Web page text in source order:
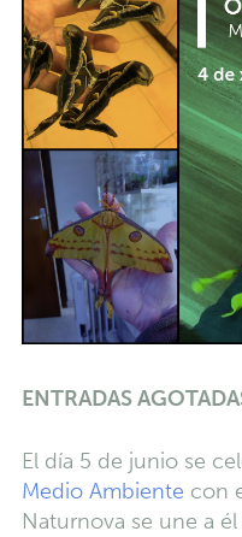
ENTRADAS
El día 5 de junio se
Medio Ambiente con
Naturnova se une a